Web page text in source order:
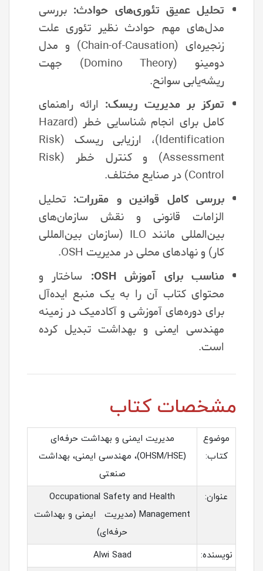
تحلیل عمیق تئوری‌های حوادث: بررسی
مدل‌های مهم حوادث نظیر تئوری علت
زنجیره‌ای (Chain-of-Causation) و مدل
دومینو (Domino Theory) جهت
ریشه‌یابی سوانح.
تمرکز بر مدیریت ریسک: ارائه راهنمای
کامل برای انجام شناسایی خطر (Hazard
Identification)، ارزیابی ریسک (Risk
Assessment) و کنترل خطر (Risk
Control) در صنایع مختلف.
بررسی کامل قوانین و مقررات: تحلیل
الزامات قانونی و نقش سازمان‌های
بین‌المللی مانند ILO (سازمان بین‌المللی
کار) و نهادهای محلی در مدیریت OSH.
مناسب برای آموزش OSH:
ساختار و
محتوای کتاب آن را به یک منبع ایده‌آل
برای دوره‌های آموزشی و آکادمیک در زمینه
مهندسی ایمنی و بهداشت تبدیل کرده
است.
مشخصات کتاب
موضوع
کتاب:
مدیریت ایمنی و بهداشت حرفه‌ای
(OHSM/HSE)، مهندسی ایمنی، بهداشت
صنعتی
عنوان:
Occupational Safety and Health
Management (مدیریت ایمنی و بهداشت
حرفه‌ای)
نویسنده:
Alwi Saad